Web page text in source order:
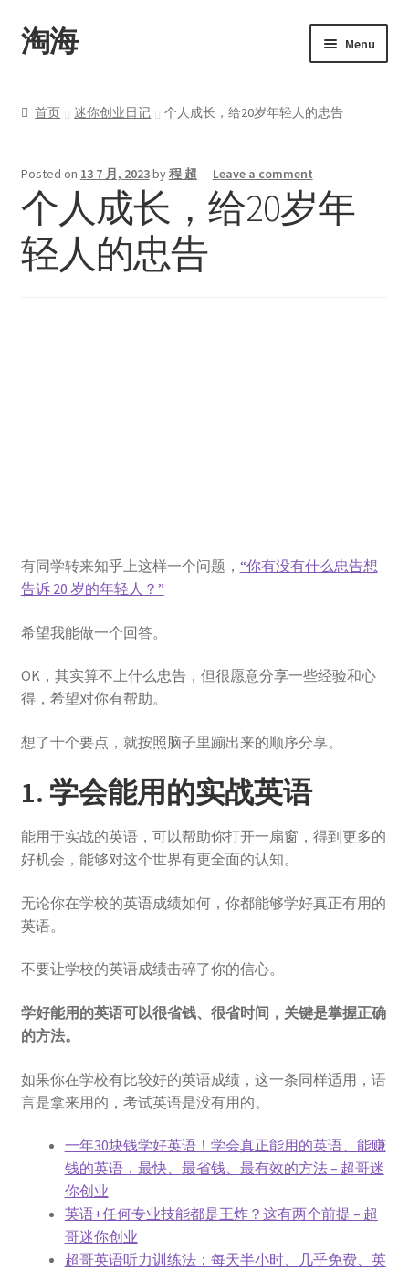
淘海 Menu
产品
Upwork
首页 迷你创业日记 个人成长，给20岁年轻人的忠告
Posted on 13 7 月, 2023by程 超 — Leave a comment
个人成长，给20岁年
轻人的忠告
有同学转来知乎上这样一个问题， “你有没有什么忠告想
告诉 20 岁的年轻人？”
希望我能做一个回答。
OK，其实算不上什么忠告，但很愿意分享一些经验和心
得，希望对你有帮助。
想了十个要点，就按照脑子里蹦出来的顺序分享。
1. 学会能用的实战英语
能用于实战的英语，可以帮助你打开一扇窗，得到更多的
好机会，能够对这个世界有更全面的认知。
无论你在学校的英语成绩如何，你都能够学好真正有用的
英语。
不要让学校的英语成绩击碎了你的信心。
学好能用的英语可以很省钱、很省时间，关键是掌握正确
的方法。
如果你在学校有比较好的英语成绩，这一条同样适用，语
言是拿来用的，考试英语是没有用的。
一年30块钱学好英语！学会真正能用的英语、能赚
钱的英语，最快、最省钱、最有效的方法 – 超哥迷
你创业​
英语+任何专业技能都是王炸？这有两个前提 – 超
哥迷你创业
超哥英语听力训练法：每天半小时、几乎免费、英